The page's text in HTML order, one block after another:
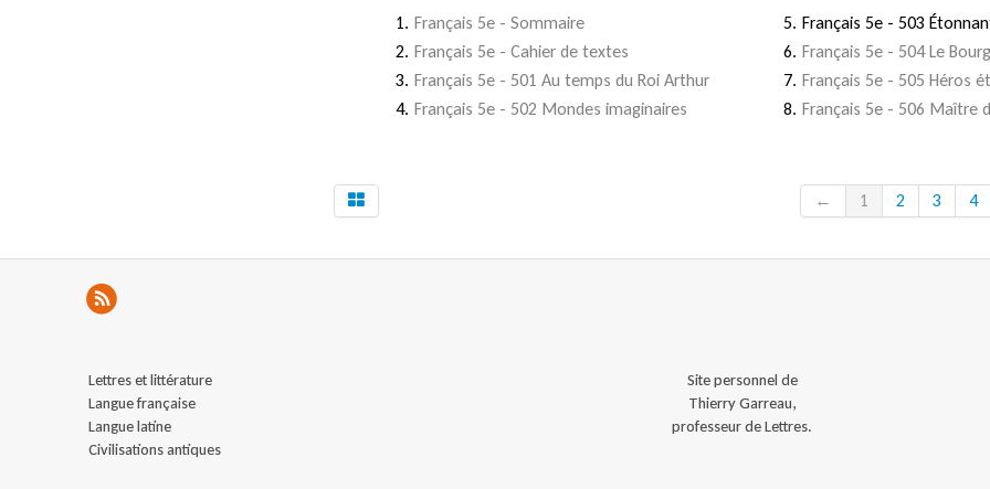
Français 5e - Sommaire
Français 5e - Cahier de textes
Français 5e - 501 Au temps du Roi Arthur
Français 5e - 502 Mondes imaginaires
Français 5e - 503
Français 5e - 504 Le
Français 5e - 505 Héros
Français 5e - 506 Maître
← 1 2 3 4
Lettres et littérature
Langue française
Langue latine
Civilisations antiques
Site personnel de
Thierry Garreau,
professeur de Lettres.